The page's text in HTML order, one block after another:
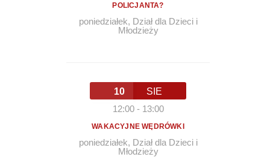
POLICJANTA?
poniedziałek, Dział dla Dzieci i
Młodzieży
10
SIE
12:00- 13:00
WAKACYJNE WĘDRÓWKI
poniedziałek, Dział dla Dzieci i
Młodzieży